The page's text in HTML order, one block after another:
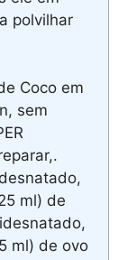
polvilhar
Coco em
sem
ml) de
ml) de ovo